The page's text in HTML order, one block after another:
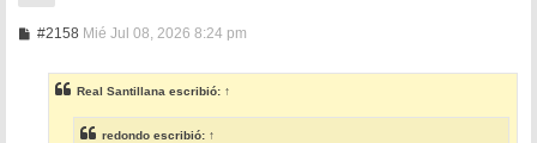
#2158M
a
j
e
Mié Jul 08, 2026 8:24 pm
Real Santillana escribió: ↑
redondo escribió: ↑